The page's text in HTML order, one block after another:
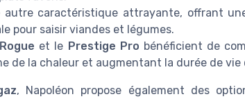
autre caractéristique attrayante, offrant
pour saisir viandes et légumes.
Rogue et le Prestige Pro bénéficient de
de la chaleur et augmentant la durée de vie
, Napoléon propose également des